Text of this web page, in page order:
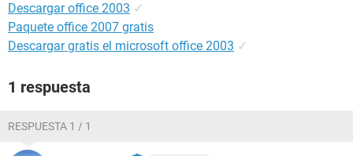
Descargar office 2003 ✓
Paquete office 2007 gratis
Descargar gratis el microsoft office 2003 ✓
1 respuesta
RESPUESTA 1 / 1